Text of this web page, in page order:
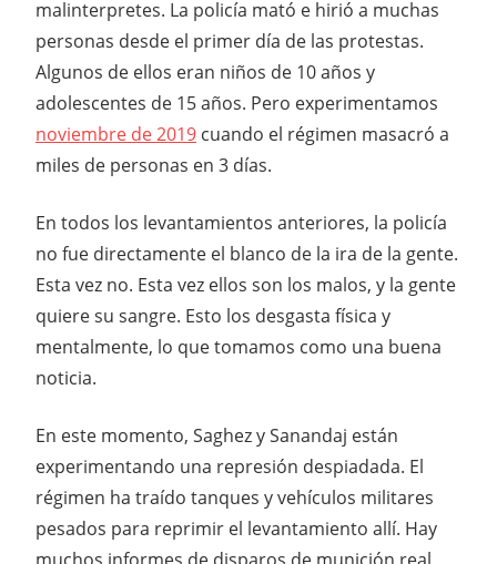
malinterpretes. La policía mató e hirió a muchas
personas desde el primer día de las protestas.
Algunos de ellos eran niños de 10 años y
adolescentes de 15 años. Pero experimentamos
noviembre de 2019 cuando el régimen masacró a
miles de personas en 3 días.
En todos los levantamientos anteriores, la policía
no fue directamente el blanco de la ira de la gente.
Esta vez no. Esta vez ellos son los malos, y la gente
quiere su sangre. Esto los desgasta física y
mentalmente, lo que tomamos como una buena
noticia.
En este momento, Saghez y Sanandaj están
experimentando una represión despiadada. El
régimen ha traído tanques y vehículos militares
pesados ​​para reprimir el levantamiento allí. Hay